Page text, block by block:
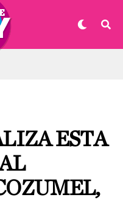
ESTA